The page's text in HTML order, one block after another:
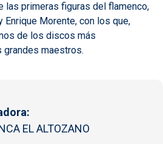
las primeras figuras del flamenco,
Enrique Morente, con los que,
de los discos más
maestros.
EL ALTOZANO